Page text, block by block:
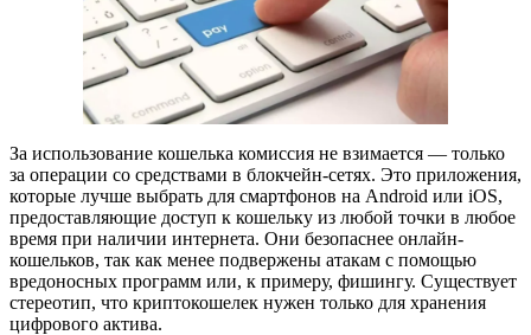
За использование кошелька комиссия не взимается — только
за операции со средствами в блокчейн‑сетях. Это приложения,
которые лучше выбрать для смартфонов на Android или iOS,
предоставляющие доступ к кошельку из любой точки в любое
время при наличии интернета. Они безопаснее онлайн-
кошельков, так как менее подвержены атакам с помощью
вредоносных программ или, к примеру, фишингу. Существует
стереотип, что криптокошелек нужен только для хранения
цифрового актива.